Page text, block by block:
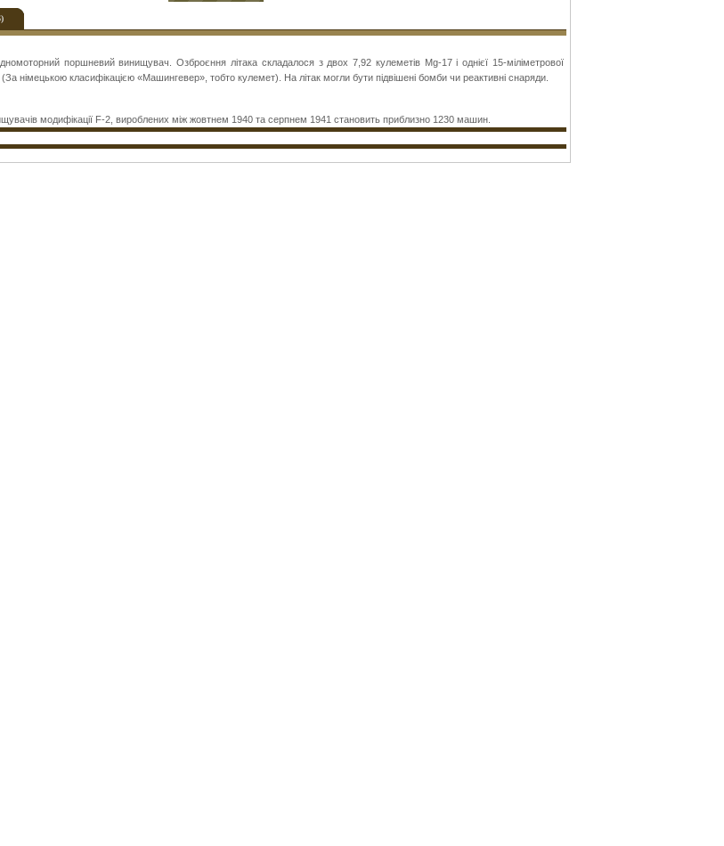
поршневий винищувач. Озброєння літака складалося з двох 7,92 кулеметів Mg-17 і однієї 15-міліметрової
німецькою класифікацією «Машингевер», тобто кулемет). На літак могли бути підвішені бомби чи реактивні снаряди.
модифікації F-2, вироблених між жовтнем 1940 та серпнем 1941 становить приблизно 1230 машин.